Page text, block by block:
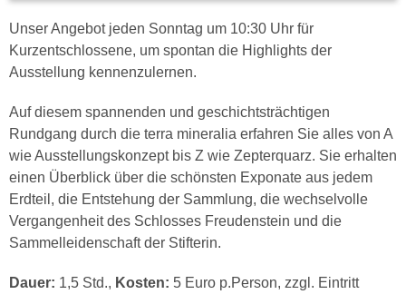
Unser Angebot jeden Sonntag um 10:30 Uhr für
Kurzentschlossene, um spontan die Highlights der
Ausstellung kennenzulernen.
Auf diesem spannenden und geschichtsträchtigen
Rundgang durch die terra mineralia erfahren Sie alles von A
wie Ausstellungskonzept bis Z wie Zepterquarz. Sie erhalten
einen Überblick über die schönsten Exponate aus jedem
Erdteil, die Entstehung der Sammlung, die wechselvolle
Vergangenheit des Schlosses Freudenstein und die
Sammelleidenschaft der Stifterin.
Dauer: 1,5 Std., Kosten: 5 Euro p.Person, zzgl. Eintritt